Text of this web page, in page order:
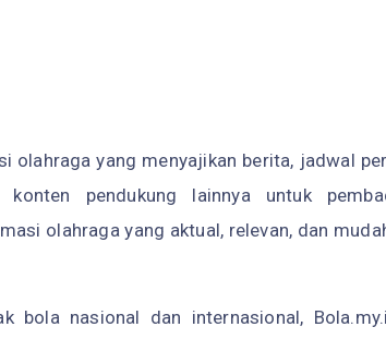
olahraga yang menyajikan berita, jadwal
pendukung lainnya untuk
olahraga yang aktual, relevan, dan
bola nasional dan internasional,